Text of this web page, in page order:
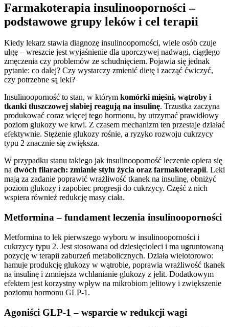
Farmakoterapia insulinooporności –
podstawowe grupy leków i cel terapii
Kiedy lekarz stawia diagnozę insulinooporności, wiele osób czuje
ulgę – wreszcie jest wyjaśnienie dla uporczywej nadwagi, ciągłego
zmęczenia czy problemów ze schudnięciem. Pojawia się jednak
pytanie: co dalej? Czy wystarczy zmienić dietę i zacząć ćwiczyć,
czy potrzebne są leki?
Insulinooporność to stan, w którym komórki mięśni, wątroby i
tkanki tłuszczowej słabiej reagują na insulinę. Trzustka zaczyna
produkować coraz więcej tego hormonu, by utrzymać prawidłowy
poziom glukozy we krwi. Z czasem mechanizm ten przestaje działać
efektywnie. Stężenie glukozy rośnie, a ryzyko rozwoju cukrzycy
typu 2 znacznie się zwiększa.
W przypadku stanu takiego jak insulinooporność leczenie opiera się
na dwóch filarach: zmianie stylu życia oraz farmakoterapii. Leki
mają za zadanie poprawić wrażliwość tkanek na insulinę, obniżyć
poziom glukozy i zapobiec progresji do cukrzycy. Część z nich
wspiera również redukcję masy ciała.
Metformina – fundament leczenia insulinooporności
Metformina to lek pierwszego wyboru w insulinooporności i
cukrzycy typu 2. Jest stosowana od dziesięcioleci i ma ugruntowaną
pozycję w terapii zaburzeń metabolicznych. Działa wielotorowo:
hamuje produkcję glukozy w wątrobie, poprawia wrażliwość tkanek
na insulinę i zmniejsza wchłanianie glukozy z jelit. Dodatkowym
efektem jest korzystny wpływ na mikrobiom jelitowy i zwiększenie
poziomu hormonu GLP-1.
Agoniści GLP-1 – wsparcie w redukcji wagi